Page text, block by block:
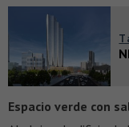
Espacio verde con